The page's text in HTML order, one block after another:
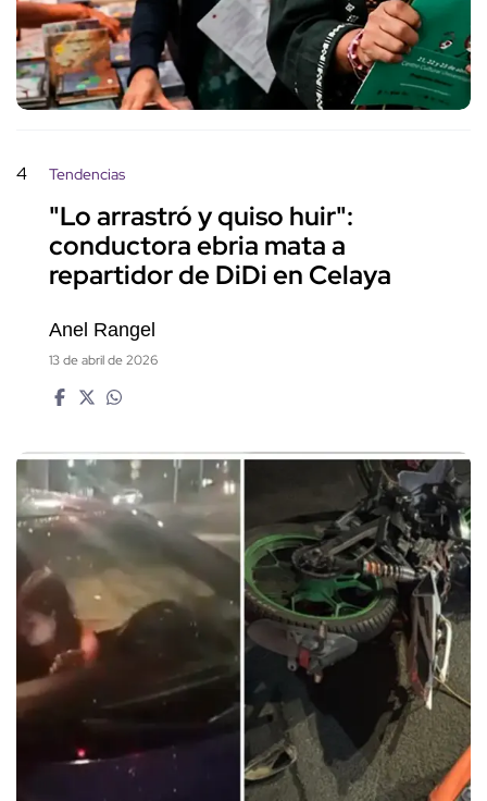
4 Tendencias
"Lo arrastró y quiso huir":
conductora ebria mata a
repartidor de DiDi en Celaya
Anel Rangel
13 de abril de 2026